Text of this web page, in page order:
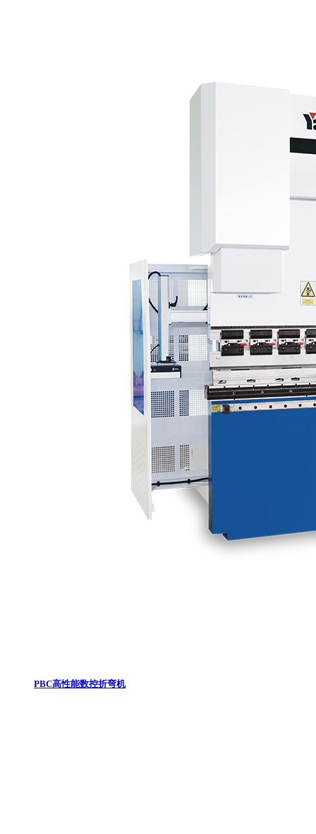
PBC高性能数控折弯机